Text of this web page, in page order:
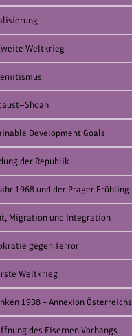
Weltkrieg
Development Goals
der Republik
1968 und der Prager Frühling
Migration und Integration
gegen Terror
Weltkrieg
1938 – Annexion Österreichs
des Eisernen Vorhangs